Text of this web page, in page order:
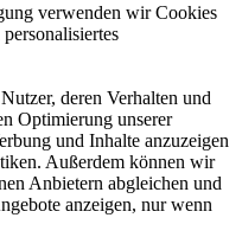
verwenden wir Cookies
deren Verhalten und
Optimierung unserer
und Inhalte anzuzeigen
Außerdem können wir
Anbietern abgleichen und
anzeigen, nur wenn